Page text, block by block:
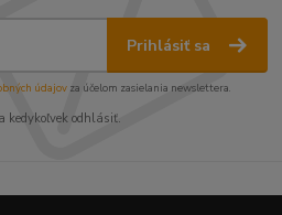
Prihlásiť sa
údajov za účelom zasielania newslettera.
kedykoľvek odhlásiť.